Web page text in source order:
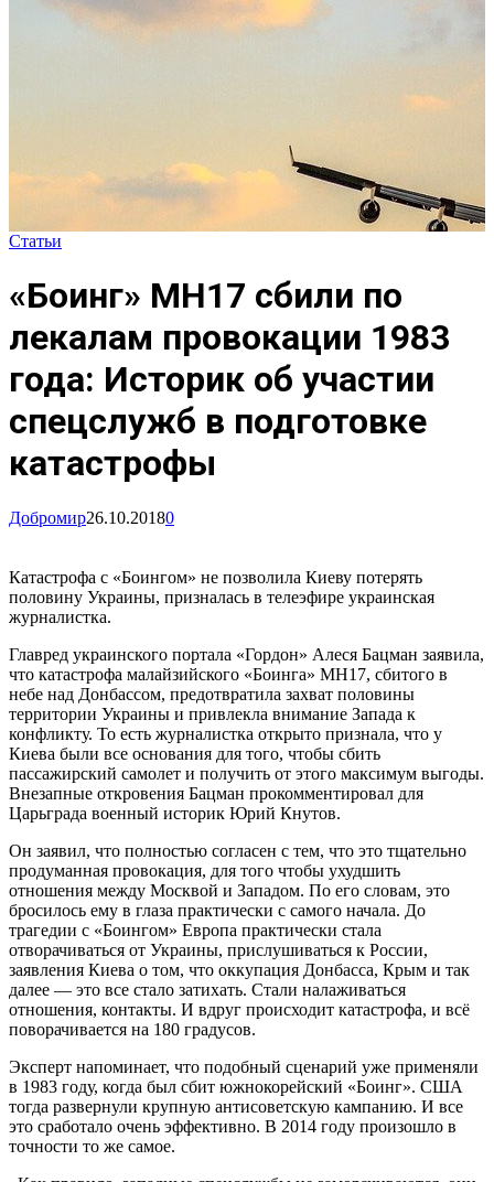
Статьи
«Боинг» МН17 сбили по
лекалам провокации 1983
года: Историк об участии
спецслужб в подготовке
катастрофы
Добромир26.10.20180
Катастрофа с «Боингом» не позволила Киеву потерять
половину Украины, призналась в телеэфире украинская
журналистка.
Главред украинского портала «Гордон» Алеся Бацман заявила,
что катастрофа малайзийского «Боинга» MH17, сбитого в
небе над Донбассом, предотвратила захват половины
территории Украины и привлекла внимание Запада к
конфликту. То есть журналистка открыто признала, что у
Киева были все основания для того, чтобы сбить
пассажирский самолет и получить от этого максимум выгоды.
Внезапные откровения Бацман прокомментировал для
Царьграда военный историк Юрий Кнутов.
Он заявил, что полностью согласен с тем, что это тщательно
продуманная провокация, для того чтобы ухудшить
отношения между Москвой и Западом. По его словам, это
бросилось ему в глаза практически с самого начала. До
трагедии с «Боингом» Европа практически стала
отворачиваться от Украины, прислушиваться к России,
заявления Киева о том, что оккупация Донбасса, Крым и так
далее — это все стало затихать. Стали налаживаться
отношения, контакты. И вдруг происходит катастрофа, и всё
поворачивается на 180 градусов.
Эксперт напоминает, что подобный сценарий уже применяли
в 1983 году, когда был сбит южнокорейский «Боинг». США
тогда развернули крупную антисоветскую кампанию. И все
это сработало очень эффективно. В 2014 году произошло в
точности то же самое.